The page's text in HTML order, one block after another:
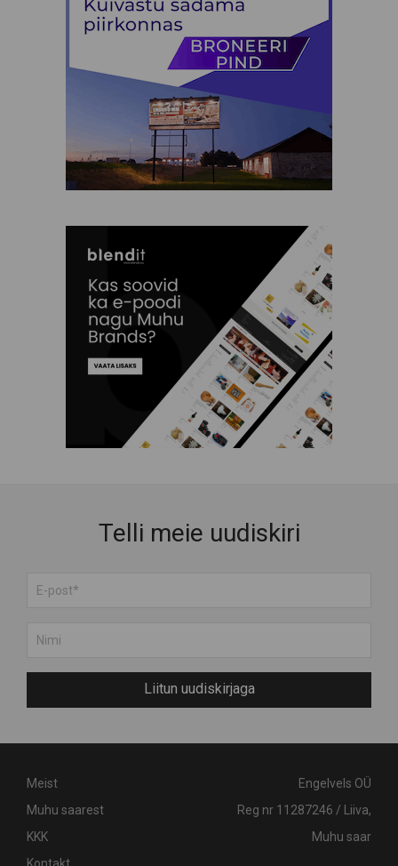
Telli meie uudiskiri
Liitun uudiskirjaga
Meist
Muhu saarest
KKK
Engelvels OÜ
Reg nr 11287246 / Liiva,
Muhu saar